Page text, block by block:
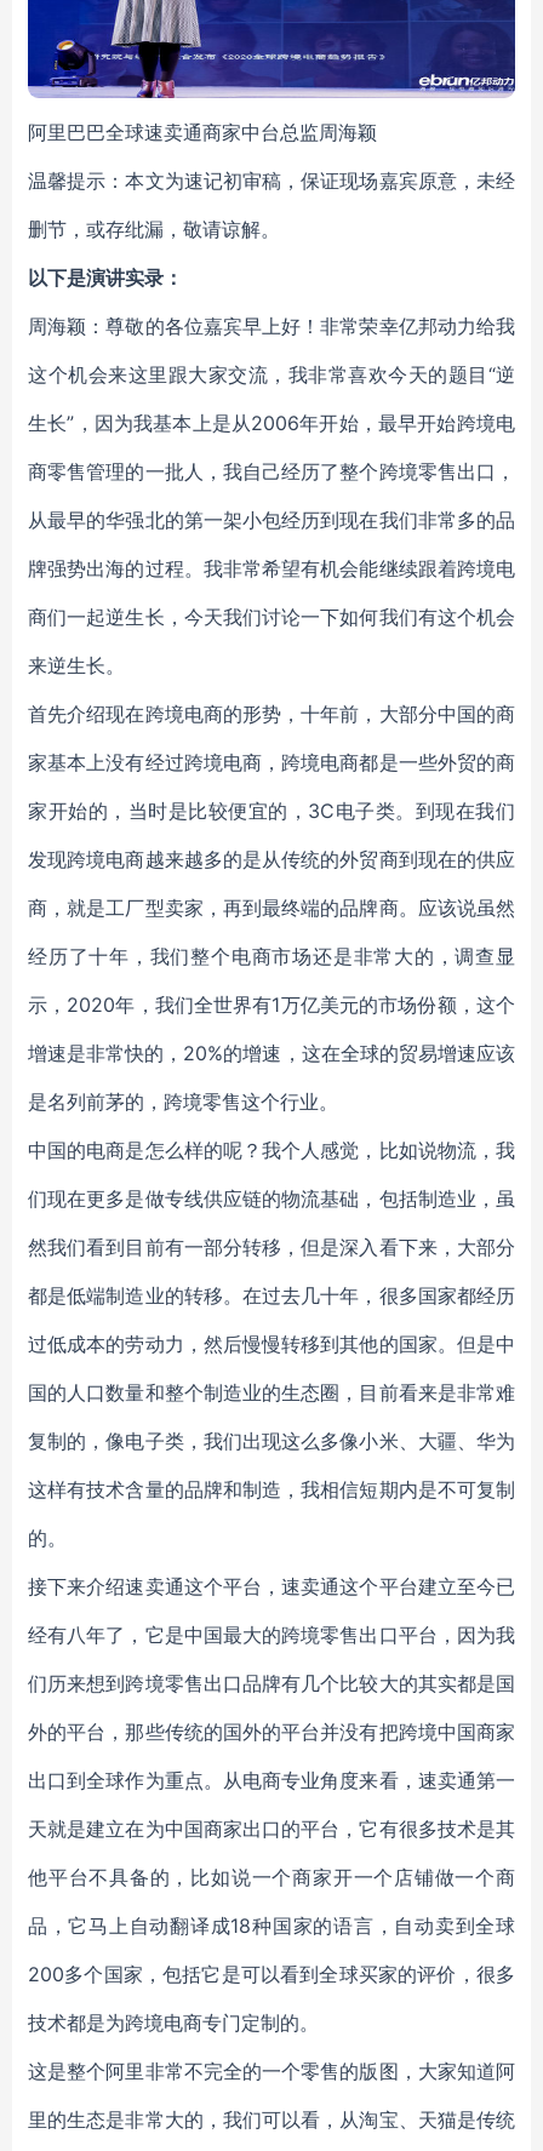
阿里巴巴全球速卖通商家中台总监周海颖
温馨提示：本文为速记初审稿，保证现场嘉宾原意，未经
删节，或存纰漏，敬请谅解。
以下是演讲实录：
周海颖：尊敬的各位嘉宾早上好！非常荣幸亿邦动力给我
这个机会来这里跟大家交流，我非常喜欢今天的题目“逆
生长”，因为我基本上是从2006年开始，最早开始跨境电
商零售管理的一批人，我自己经历了整个跨境零售出口，
从最早的华强北的第一架小包经历到现在我们非常多的品
牌强势出海的过程。我非常希望有机会能继续跟着跨境电
商们一起逆生长，今天我们讨论一下如何我们有这个机会
来逆生长。
首先介绍现在跨境电商的形势，十年前，大部分中国的商
家基本上没有经过跨境电商，跨境电商都是一些外贸的商
家开始的，当时是比较便宜的，3C电子类。到现在我们
发现跨境电商越来越多的是从传统的外贸商到现在的供应
商，就是工厂型卖家，再到最终端的品牌商。应该说虽然
经历了十年，我们整个电商市场还是非常大的，调查显
示，2020年，我们全世界有1万亿美元的市场份额，这个
增速是非常快的，20%的增速，这在全球的贸易增速应该
是名列前茅的，跨境零售这个行业。
中国的电商是怎么样的呢？我个人感觉，比如说物流，我
们现在更多是做专线供应链的物流基础，包括制造业，虽
然我们看到目前有一部分转移，但是深入看下来，大部分
都是低端制造业的转移。在过去几十年，很多国家都经历
过低成本的劳动力，然后慢慢转移到其他的国家。但是中
国的人口数量和整个制造业的生态圈，目前看来是非常难
复制的，像电子类，我们出现这么多像小米、大疆、华为
这样有技术含量的品牌和制造，我相信短期内是不可复制
的。
接下来介绍速卖通这个平台，速卖通这个平台建立至今已
经有八年了，它是中国最大的跨境零售出口平台，因为我
们历来想到跨境零售出口品牌有几个比较大的其实都是国
外的平台，那些传统的国外的平台并没有把跨境中国商家
出口到全球作为重点。从电商专业角度来看，速卖通第一
天就是建立在为中国商家出口的平台，它有很多技术是其
他平台不具备的，比如说一个商家开一个店铺做一个商
品，它马上自动翻译成18种国家的语言，自动卖到全球
200多个国家，包括它是可以看到全球买家的评价，很多
技术都是为跨境电商专门定制的。
这是整个阿里非常不完全的一个零售的版图，大家知道阿
里的生态是非常大的，我们可以看，从淘宝、天猫是传统